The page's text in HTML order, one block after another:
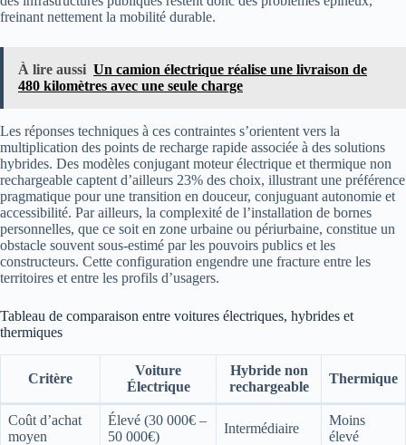
freinant nettement la mobilité durable.
À lire aussi Un camion électrique réalise une livraison de
480 kilomètres avec une seule charge
Les réponses techniques à ces contraintes s’orientent vers la
multiplication des points de recharge rapide associée à des solutions
hybrides. Des modèles conjugant moteur électrique et thermique non
rechargeable captent d’ailleurs 23% des choix, illustrant une préférence
pragmatique pour une transition en douceur, conjuguant autonomie et
accessibilité. Par ailleurs, la complexité de l’installation de bornes
personnelles, que ce soit en zone urbaine ou périurbaine, constitue un
obstacle souvent sous-estimé par les pouvoirs publics et les
constructeurs. Cette configuration engendre une fracture entre les
territoires et entre les profils d’usagers.
Tableau de comparaison entre voitures électriques, hybrides et
thermiques
Critère
Voiture
Électrique
Hybride non
rechargeable
Thermique
Coût d’achat
moyen
Élevé (30 000€ –
50 000€)
Intermédiaire
Moins
élevé